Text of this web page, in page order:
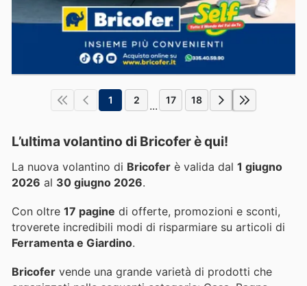
1 2 ... 17 18
L’ultima volantino di Bricofer è qui!
La nuova volantino di Bricofer è valida dal 1 giugno
2026 al 30 giugno 2026.
Con oltre 17 pagine di offerte, promozioni e sconti,
troverete incredibili modi di risparmiare su articoli di
Ferramenta e Giardino.
Bricofer vende una grande varietà di prodotti che